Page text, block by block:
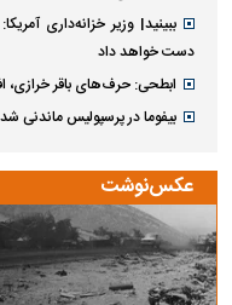
ببینید| وزیر خزانه‌داری
دست خواهد داد
ابطحی: حرف‌های باقر
بیفوما در پرسپولیس ماندنی شد
عکس‌نوشت